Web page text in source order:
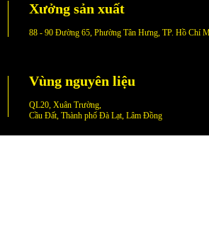
Xưởng sản xuất
88 - 90 Đường 65, Phường Tân Hưng, TP. Hồ Chí
Vùng nguyên liệu
QL20, Xuân Trường,
Cầu Đất, Thành phố Đà Lạt, Lâm Đồng